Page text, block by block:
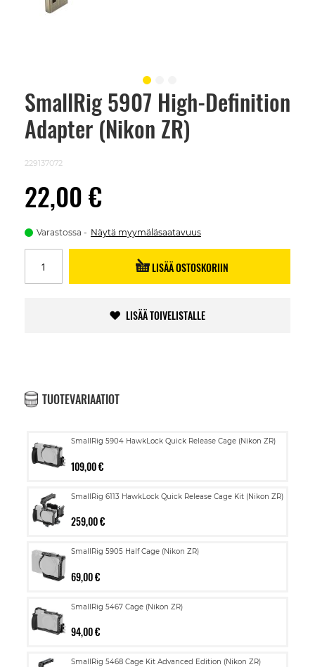
SmallRig 5907 High-Definition
Adapter (Nikon ZR)
229137072
22,00 €
Varastossa Näytä myymäläsaatavuus
LISÄÄ OSTOSKORIIN
LISÄÄ TOIVELISTALLE
TUOTEVARIAATIOT
SmallRig 5904 HawkLock Quick Release Cage (Nikon ZR)
109,00 €
SmallRig 6113 HawkLock Quick Release Cage Kit (Nikon ZR)
259,00 €
SmallRig 5905 Half Cage (Nikon ZR)
69,00 €
SmallRig 5467 Cage (Nikon ZR)
94,00 €
SmallRig 5468 Cage Kit Advanced Edition (Nikon ZR)
Skip
beginning
images